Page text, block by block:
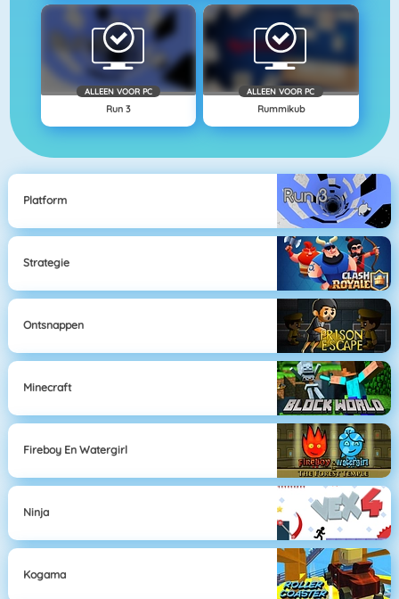
ALLEEN VOOR PC
Run 3
ALLEEN VOOR PC
Rummikub
Platform
Strategie
Ontsnappen
Minecraft
Fireboy En Watergirl
Ninja
Kogama